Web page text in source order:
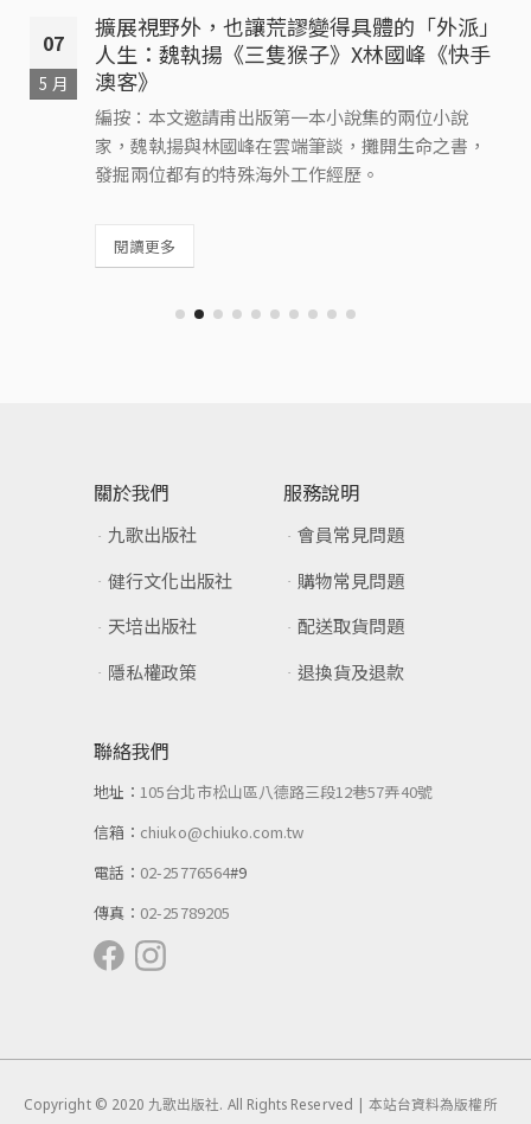
25
10 月
往事情仇待如何──高苦茶讀《逆：叛之三
部曲二部曲》
從八七水災、美麗島事件到莎拉颱風來襲，臺灣人
從矛盾、困惑到自我認同，林剪雲《逆：叛之三部
曲二部曲》以小說入世又醒世，描繪集體恐懼的白
色恐怖、美麗島世代的難題、自我認同的省籍問
閱讀更多
關於我們 服務說明
聯絡我們
地址：
105台北市松山區八德路三段12巷57弄40號
信箱：
電話：
傳真：02-25789205